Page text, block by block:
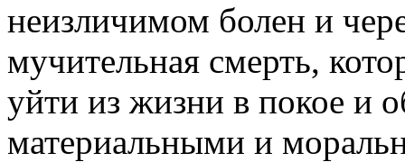
неизличимом болен и
мучительная смерть,
уйти из жизни в покое и
материальными и